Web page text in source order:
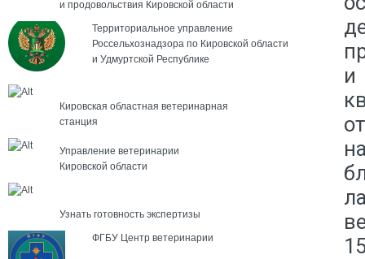
и продовольствия Кировской области
Территориальное управление
Россельхознадзора по Кировской области
и Удмуртской Республике
Кировская областная ветеринарная
станция
Управление ветеринарии
Кировской области
Узнать готовность экспертизы
ФГБУ Центр ветеринарии
и